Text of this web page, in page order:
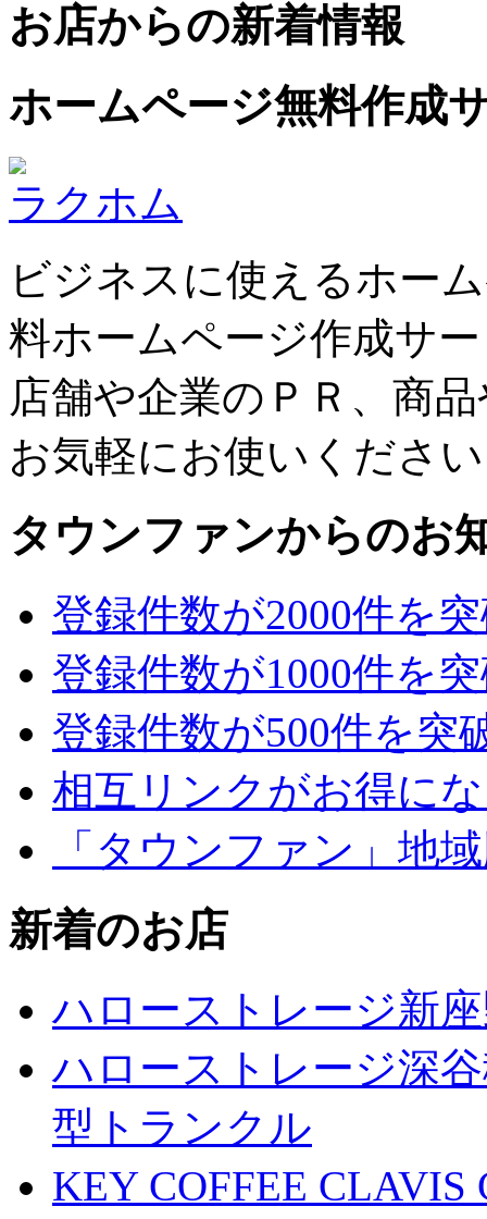
お店からの新着情報
ホームページ無料作成
ラクホム
ビジネスに使えるホー
料ホームページ作成サ
店舗や企業のＰＲ、商
お気軽にお使いくださ
タウンファンからのお
登録件数が2000件を
登録件数が1000件を
登録件数が500件を突
相互リンクがお得に
「タウンファン」地
新着のお店
ハローストレージ新
ハローストレージ深
型トランクル
KEY COFFEE